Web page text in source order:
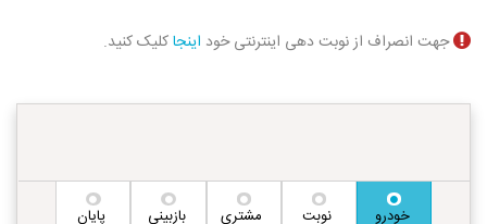
جهت انصراف از نوبت دهی اینترنتی خود اینجاکلیک کنید.
خودرو نوبت مشتری
بازبینی
پایان